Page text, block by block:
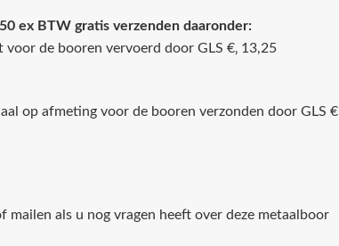
ex BTW gratis verzenden daaronder:
voor de booren vervoerd door GLS €‚ 13,25
op afmeting voor de booren verzonden door GLS €
mailen als u nog vragen heeft over deze metaalboor